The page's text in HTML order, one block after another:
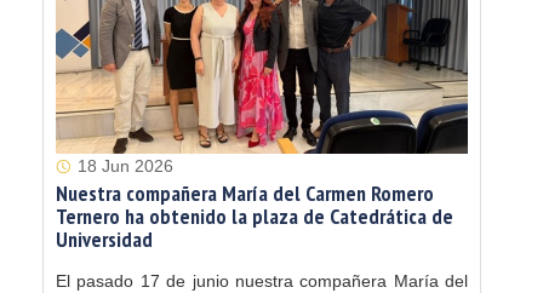
18 Jun 2026
Nuestra compañera María del Carmen Romero
Ternero ha obtenido la plaza de Catedrática de
Universidad
El pasado 17 de junio nuestra compañera María del